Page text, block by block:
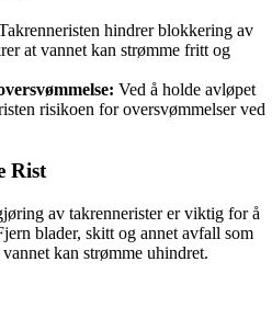
hindrer blokkering av
at vannet kan strømme fritt og
Ved å holde avløpet
risikoen for oversvømmelser ved
Rist
av takrennerister er viktig for å
blader, skitt og annet avfall som
kan strømme uhindret.